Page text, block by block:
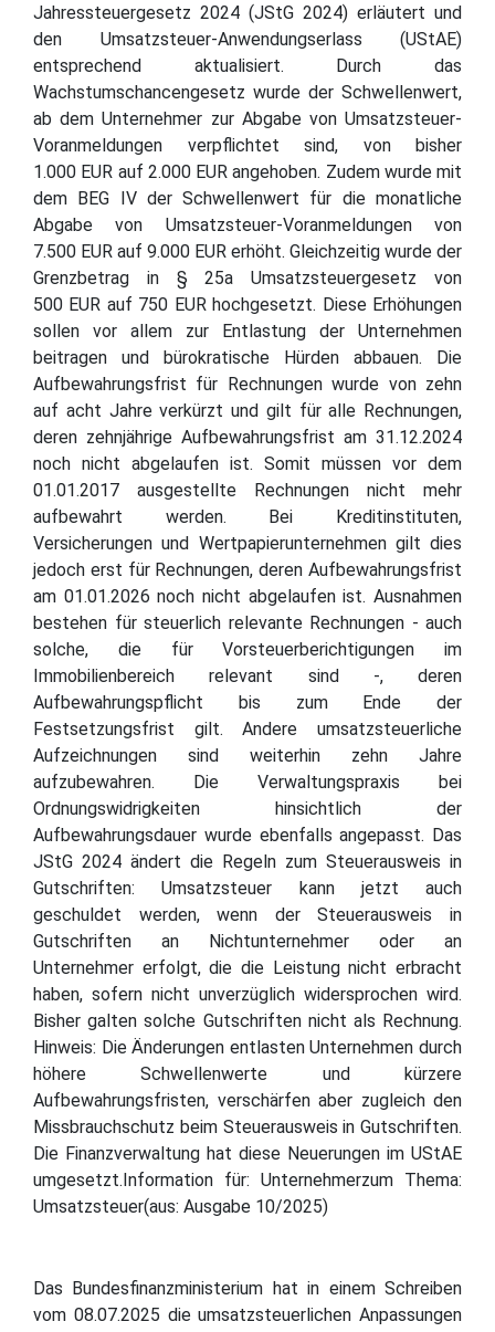
Jahressteuergesetz 2024 (JStG 2024) erläutert und
den Umsatzsteuer-Anwendungserlass (UStAE)
entsprechend aktualisiert. Durch das
Wachstumschancengesetz wurde der Schwellenwert,
ab dem Unternehmer zur Abgabe von Umsatzsteuer-
Voranmeldungen verpflichtet sind, von bisher
1.000 EUR auf 2.000 EUR angehoben. Zudem wurde mit
dem BEG IV der Schwellenwert für die monatliche
Abgabe von Umsatzsteuer-Voranmeldungen von
7.500 EUR auf 9.000 EUR erhöht. Gleichzeitig wurde der
Grenzbetrag in § 25a Umsatzsteuergesetz von
500 EUR auf 750 EUR hochgesetzt. Diese Erhöhungen
sollen vor allem zur Entlastung der Unternehmen
beitragen und bürokratische Hürden abbauen. Die
Aufbewahrungsfrist für Rechnungen wurde von zehn
auf acht Jahre verkürzt und gilt für alle Rechnungen,
deren zehnjährige Aufbewahrungsfrist am 31.12.2024
noch nicht abgelaufen ist. Somit müssen vor dem
01.01.2017 ausgestellte Rechnungen nicht mehr
aufbewahrt werden. Bei Kreditinstituten,
Versicherungen und Wertpapierunternehmen gilt dies
jedoch erst für Rechnungen, deren Aufbewahrungsfrist
am 01.01.2026 noch nicht abgelaufen ist. Ausnahmen
bestehen für steuerlich relevante Rechnungen - auch
solche, die für Vorsteuerberichtigungen im
Immobilienbereich relevant sind -, deren
Aufbewahrungspflicht bis zum Ende der
Festsetzungsfrist gilt. Andere umsatzsteuerliche
Aufzeichnungen sind weiterhin zehn Jahre
aufzubewahren. Die Verwaltungspraxis bei
Ordnungswidrigkeiten hinsichtlich der
Aufbewahrungsdauer wurde ebenfalls angepasst. Das
JStG 2024 ändert die Regeln zum Steuerausweis in
Gutschriften: Umsatzsteuer kann jetzt auch
geschuldet werden, wenn der Steuerausweis in
Gutschriften an Nichtunternehmer oder an
Unternehmer erfolgt, die die Leistung nicht erbracht
haben, sofern nicht unverzüglich widersprochen wird.
Bisher galten solche Gutschriften nicht als Rechnung.
Hinweis: Die Änderungen entlasten Unternehmen durch
höhere Schwellenwerte und kürzere
Aufbewahrungsfristen, verschärfen aber zugleich den
Missbrauchschutz beim Steuerausweis in Gutschriften.
Die Finanzverwaltung hat diese Neuerungen im UStAE
umgesetzt.Information für: Unternehmerzum Thema:
Umsatzsteuer(aus: Ausgabe 10/2025)
Das Bundesfinanzministerium hat in einem Schreiben
vom 08.07.2025 die umsatzsteuerlichen Anpassungen